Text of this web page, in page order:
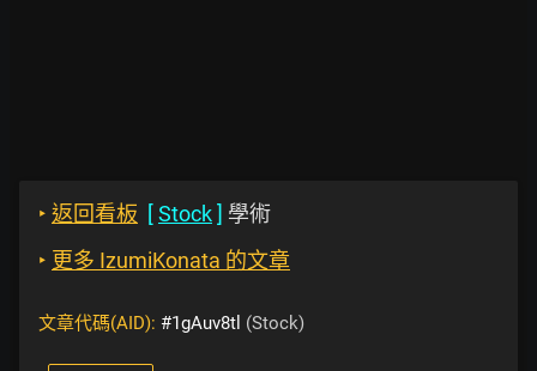
‣ 返回看板 [Stock] 學術
‣ 更多 IzumiKonata 的文章
文章代碼(AID): #1gAuv8tl (Stock)